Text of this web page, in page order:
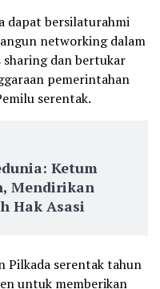
dapat bersilaturahmi
networking dalam
dan bertukar
pemerintahan
serentak.
Ketum
Mendirikan
Hak Asasi
Pilkada serentak tahun
untuk memberikan